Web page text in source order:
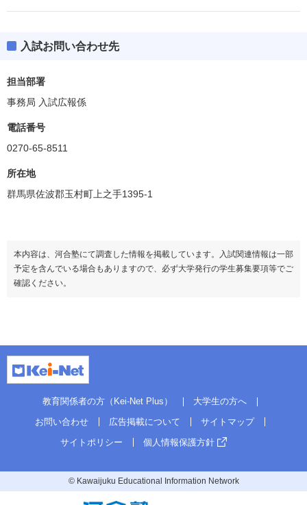
偏差値
国際コミュニケーション学部
入試お問い合わせ先
担当部署
事務局 入試広報係
電話番号
0270-65-8511
所在地
群馬県佐波郡玉村町上之手1395-1
本内容は、河合塾にて調査した情報を掲載しています。入試関連情報は一部
予定を含んでいる場合もありますので、必ず大学発行の学生募集要項等でご
確認ください。
教育関係者の方（Kei-Net Plus）
大学生の方へ
お問い合わせ
広告掲載について
サイトマップ
サイトポリシー
個人情報保護方針
© Kawaijuku Educational Information Network